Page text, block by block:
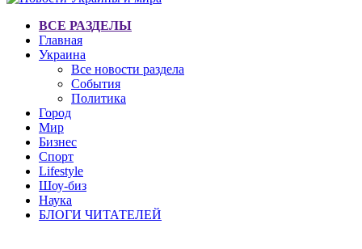
ВСЕ РАЗДЕЛЫ
Главная
Украина
Все новости раздела
События
Политика
Город
Мир
Бизнес
Спорт
Lifestyle
Шоу-биз
Наука
БЛОГИ ЧИТАТЕЛЕЙ